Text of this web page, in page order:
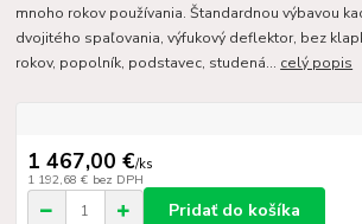
mnoho rokov používania. Štandardnou výbavou
dvojitého spaľovania, výfukový deflektor, bez
rokov, popolník, podstavec, studená... celý popis
1 467,00 €/ks
1 192,68 € bez DPH
Pridať do košíka